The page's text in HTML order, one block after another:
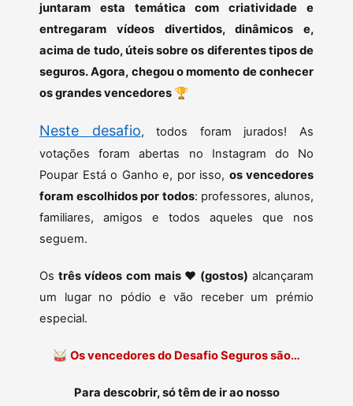
juntaram esta temática com criatividade e
entregaram vídeos divertidos, dinâmicos e,
acima de tudo, úteis sobre os diferentes tipos de
seguros. Agora, chegou o momento de conhecer
os grandes vencedores 🏆
Neste desafio, todos foram jurados! As
votações foram abertas no Instagram do No
Poupar Está o Ganho e, por isso, os vencedores
foram escolhidos por todos: professores, alunos,
familiares, amigos e todos aqueles que nos
seguem.
Ostrês vídeos com mais ❤ (gostos) alcançaram
um lugar no pódio e vão receber um prémio
especial.
🥁 Os vencedores do Desafio Seguros são…
Para descobrir, só têm de ir ao nosso